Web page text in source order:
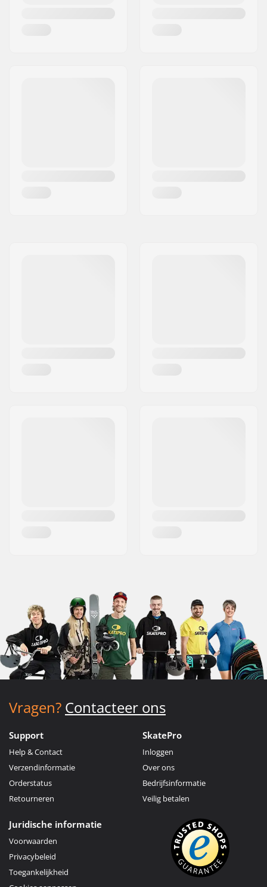
Vragen? Contacteer ons
Support
Help & Contact
Verzendinformatie
Orderstatus
Retourneren
SkatePro
Inloggen
Over ons
Bedrijfsinformatie
Veilig betalen
Juridische informatie
Voorwaarden
Privacybeleid
Toegankelijkheid